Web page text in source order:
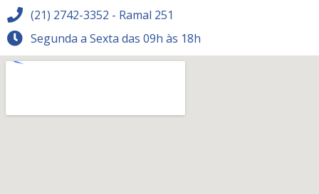
(21) 2742-3352 - Ramal 251
Segunda a Sexta das 09h às 18h